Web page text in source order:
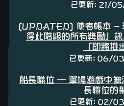
已更新: 21/
[UPDATED] 使者帳本 -
得此階級的所有獎勵」
「即將推
已更新: 06/
船長職位 – 單場遊戲中無
長職位的
已更新: 02/